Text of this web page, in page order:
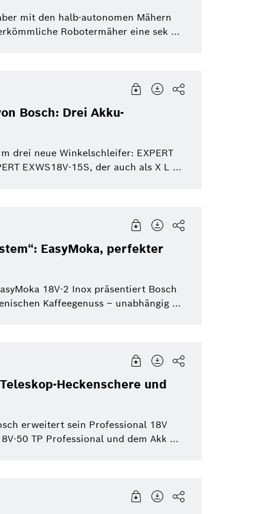
mit den halb-autonomen Mähern
Robotermäher eine sek ...
Bosch: Drei Akku-
drei neue Winkelschleifer: EXPERT
EXWS18V-15S, der auch als X L ...
EasyMoka, perfekter
18V-2 Inox präsentiert Bosch
Kaffeegenuss – unabhängig ...
Heckenschere und
erweitert sein Professional 18V
50 TP Professional und dem Akk ...